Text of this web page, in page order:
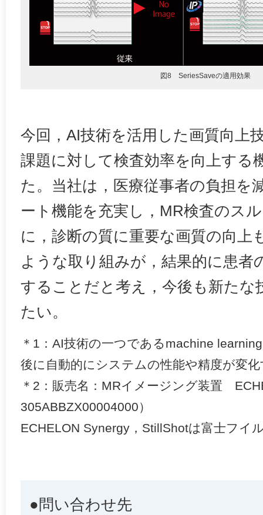
図8 SeriesSaveの適用効果
今回，AI技術を活用した画質向上
課題に対して検査効率を向上する
た。当社は，医療従事者の負担を
ート機能を充実し，MR検査のス
に，診断の質に重要な画質の向上
ような取り組みが，結果的に患者
することだと考え，今後も新たな
たい。
＊1：AI技術の一つであるmachine
後に自動的にシステムの性能や精度が変
＊2：販売名：MRイメージング装置
305ABBZX00004000）
ECHELON Synergy，StillShotは富士フイ
●問い合わせ先